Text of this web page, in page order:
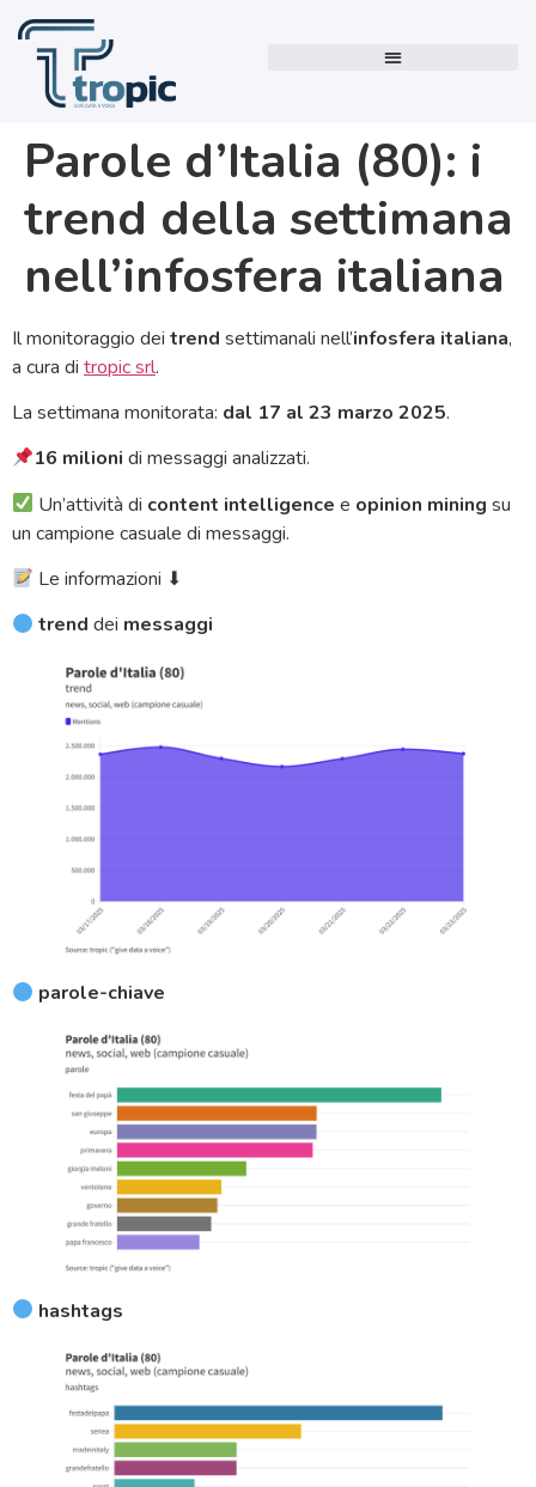
Parole d’Italia (80): i
trend della settimana
nell’infosfera italiana
Il monitoraggio dei trend settimanali nell’infosfera italiana,
a cura di tropic srl.
La settimana monitorata: dal 17 al 23 marzo 2025.
16 milioni di messaggi analizzati.
Un’attività di content intelligence e opinion mining su
un campione casuale di messaggi.
Le informazioni ⬇
trenddei messaggi
parole-chiave
hashtags